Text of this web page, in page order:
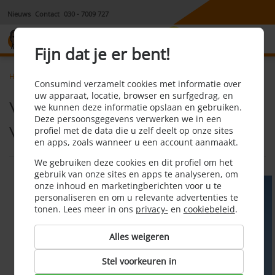
Nieuws Contact 030 - 7009 727
Home
Voorkom dat je dubbel
verzekerd bent
Fijn dat je er bent!
Consumind verzamelt cookies met informatie over
uw apparaat, locatie, browser en surfgedrag, en
we kunnen deze informatie opslaan en gebruiken.
Deze persoonsgegevens verwerken we in een
profiel met de data die u zelf deelt op onze sites
en apps, zoals wanneer u een account aanmaakt.
We gebruiken deze cookies en dit profiel om het
gebruik van onze sites en apps te analyseren, om
onze inhoud en marketingberichten voor u te
personaliseren en om u relevante advertenties te
tonen. Lees meer in ons privacy- en cookiebeleid.
Alles weigeren
Stel voorkeuren in